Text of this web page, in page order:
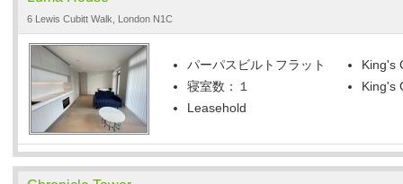
6 Lewis Cubitt Walk, London N1C
パーパスビルトフラット
寝室数：１
Leasehold
King's
King's